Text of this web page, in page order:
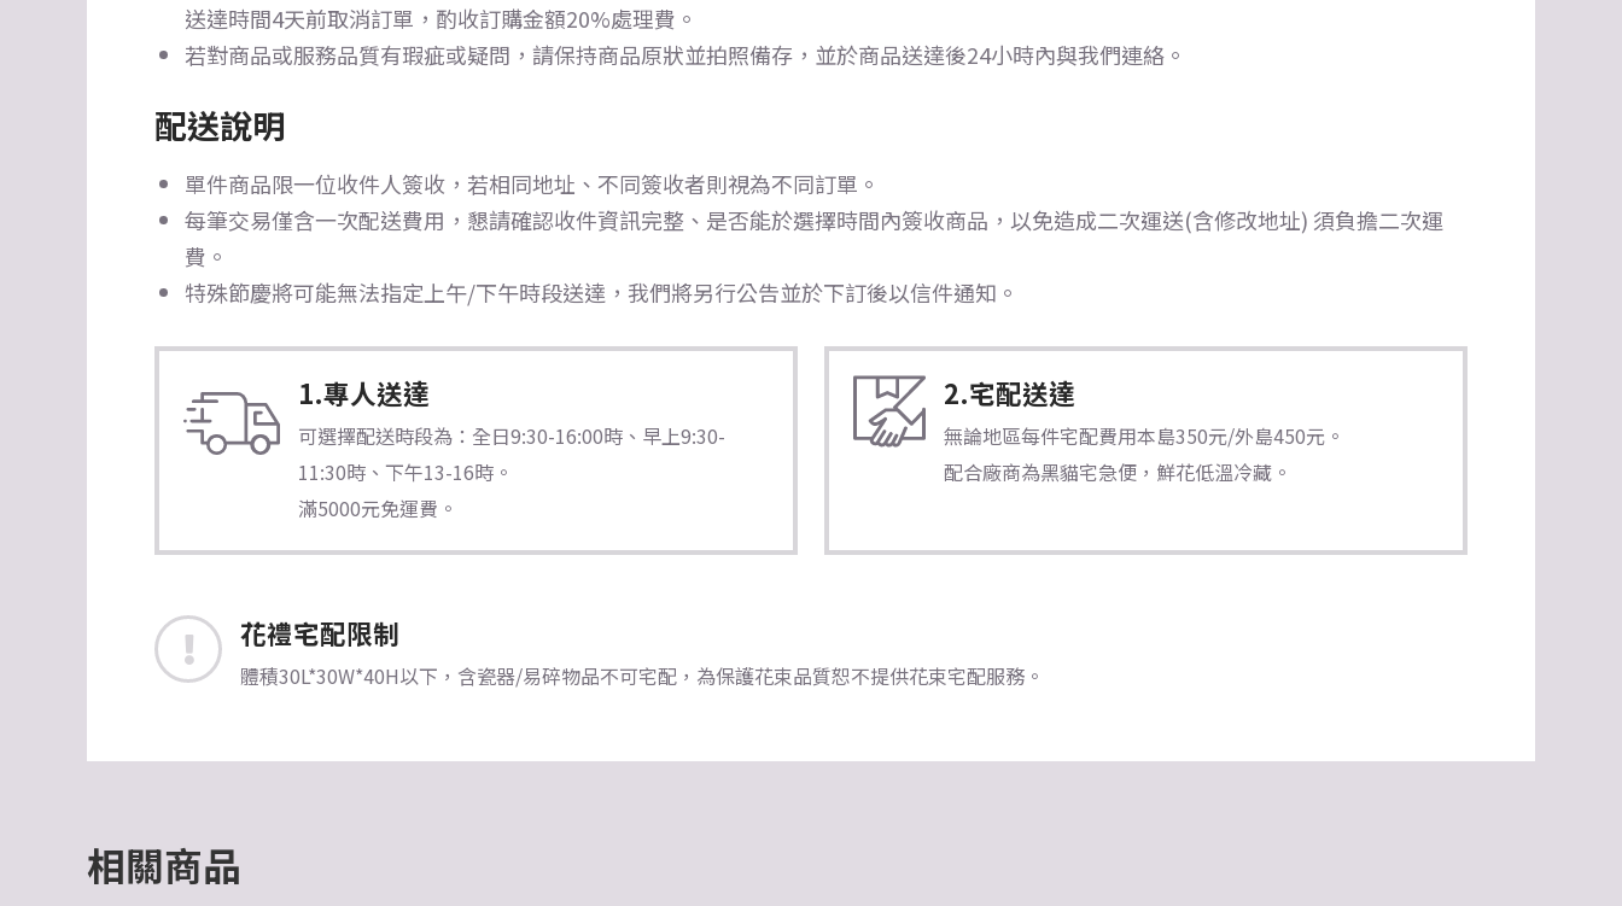
送達時間4天前取消訂單，酌收訂購金額20%處理費。
若對商品或服務品質有瑕疵或疑問，請保持商品原狀並拍照備存，並於商品送達後24小時內與我們連絡。
配送說明
單件商品限一位收件人簽收，若相同地址、不同簽收者則視為不同訂單。
每筆交易僅含一次配送費用，懇請確認收件資訊完整、是否能於選擇時間內簽收商品，以免造成二次運送(含修改地址) 須負擔二次運
費。
特殊節慶將可能無法指定上午/下午時段送達，我們將另行公告並於下訂後以信件通知。
1.專人送達
可選擇配送時段為：全日9:30-16:00時、早上9:30-
11:30時、下午13-16時。
滿5000元免運費。
2.宅配送達
無論地區每件宅配費用本島350元/外島450元。
配合廠商為黑貓宅急便，鮮花低溫冷藏。
花禮宅配限制
體積30L*30W*40H以下，含瓷器/易碎物品不可宅配，為保護花束品質恕不提供花束宅配服務。
相關商品